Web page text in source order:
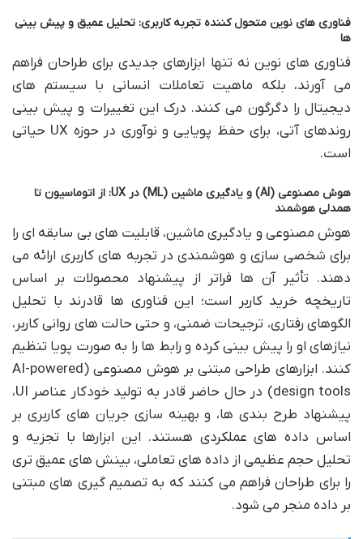
فناوری های نوین متحول کننده تجربه کاربری: تحلیل عمیق و پیش بینی
ها
فناوری های نوین نه تنها ابزارهای جدیدی برای طراحان فراهم
می آورند، بلکه ماهیت تعاملات انسانی با سیستم های
دیجیتال را دگرگون می کنند. درک این تغییرات و پیش بینی
روندهای آتی، برای حفظ پویایی و نوآوری در حوزه UX حیاتی
است.
هوش مصنوعی (AI) و یادگیری ماشین (ML) در UX: از اتوماسیون تا
همدلی هوشمند
هوش مصنوعی و یادگیری ماشین، قابلیت های بی سابقه ای را
برای شخصی سازی و هوشمندی در تجربه های کاربری ارائه می
دهند. تأثیر آن ها فراتر از پیشنهاد محصولات بر اساس
تاریخچه خرید کاربر است؛ این فناوری ها قادرند با تحلیل
الگوهای رفتاری، ترجیحات ضمنی، و حتی حالت های روانی کاربر،
نیازهای او را پیش بینی کرده و رابط ها را به صورت پویا تنظیم
کنند. ابزارهای طراحی مبتنی بر هوش مصنوعی (AI-powered
design tools) در حال حاضر قادر به تولید خودکار عناصر UI،
پیشنهاد طرح بندی ها، و بهینه سازی جریان های کاربری بر
اساس داده های عملکردی هستند. این ابزارها با تجزیه و
تحلیل حجم عظیمی از داده های تعاملی، بینش های عمیق تری
را برای طراحان فراهم می کنند که به تصمیم گیری های مبتنی
بر داده منجر می شود.